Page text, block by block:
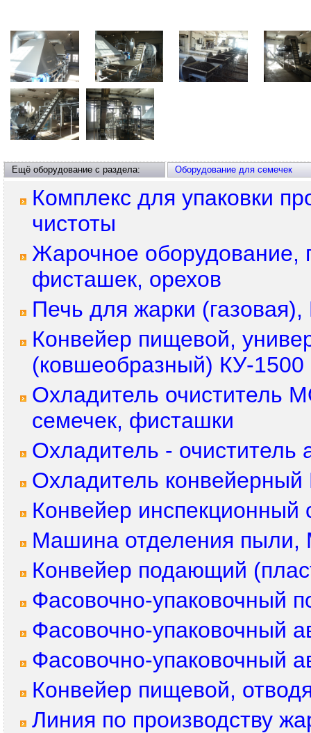
Ещё оборудование с раздела: Оборудование для семечек
Комплекс для упаковки
чистоты
Жарочное
фисташек, орехов
Печь для жарки
Конвейер пищевой,
(ковшеобразный) КУ-1500
Охладитель очиститель
семечек, фисташки
Охладитель -
Охладитель
Конвейер
Машина отделения
Конвейер подающий
Фасовочно-упаковочный
Фасовочно-упаковочный
Фасовочно-упаковочный
Конвейер пищевой,
Линия по производству